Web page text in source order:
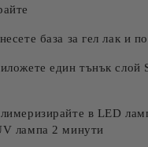
база за гел лак и
един тънък слой
в LED
лампа 2 минути